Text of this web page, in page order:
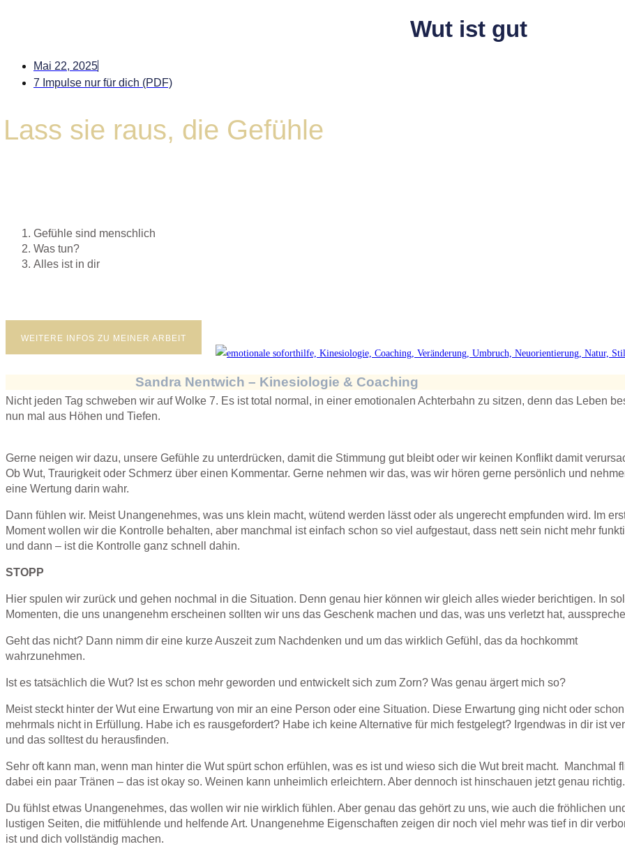
Wut ist gut
Mai 22, 2025
7 Impulse nur für dich (PDF)
Lass sie raus, die Gefühle
Gefühle sind menschlich
Was tun?
Alles ist in dir
WEITERE INFOS ZU MEINER ARBEIT
Sandra Nentwich – Kinesiologie & Coaching
Nicht jeden Tag schweben wir auf Wolke 7. Es ist total normal, in einer emotionalen Achterbahn zu sitzen, denn das Leben
nun mal aus Höhen und Tiefen.
Gerne neigen wir dazu, unsere Gefühle zu unterdrücken, damit die Stimmung gut bleibt oder wir keinen Konflikt damit
Ob Wut, Traurigkeit oder Schmerz über einen Kommentar. Gerne nehmen wir das, was wir hören gerne persönlich und
eine Wertung darin wahr.
Dann fühlen wir. Meist Unangenehmes, was uns klein macht, wütend werden lässt oder als ungerecht empfunden wird. Im
Moment wollen wir die Kontrolle behalten, aber manchmal ist einfach schon so viel aufgestaut, dass nett sein nicht mehr
und dann – ist die Kontrolle ganz schnell dahin.
STOPP
Hier spulen wir zurück und gehen nochmal in die Situation. Denn genau hier können wir gleich alles wieder berichtigen. In
Momenten, die uns unangenehm erscheinen sollten wir uns das Geschenk machen und das, was uns verletzt hat,
Geht das nicht? Dann nimm dir eine kurze Auszeit zum Nachdenken und um das wirklich Gefühl, das da hochkommt
wahrzunehmen.
Ist es tatsächlich die Wut? Ist es schon mehr geworden und entwickelt sich zum Zorn? Was genau ärgert mich so?
Meist steckt hinter der Wut eine Erwartung von mir an eine Person oder eine Situation. Diese Erwartung ging nicht oder schon
mehrmals nicht in Erfüllung. Habe ich es rausgefordert? Habe ich keine Alternative für mich festgelegt? Irgendwas in dir ist
und das solltest du herausfinden.
Sehr oft kann man, wenn man hinter die Wut spürt schon erfühlen, was es ist und wieso sich die Wut breit macht. Manchmal
dabei ein paar Tränen – das ist okay so. Weinen kann unheimlich erleichtern. Aber dennoch ist hinschauen jetzt genau richtig.
Du fühlst etwas Unangenehmes, das wollen wir nie wirklich fühlen. Aber genau das gehört zu uns, wie auch die fröhlichen
lustigen Seiten, die mitfühlende und helfende Art. Unangenehme Eigenschaften zeigen dir noch viel mehr was tief in dir
ist und dich vollständig machen.